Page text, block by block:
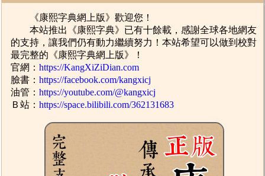
《康熙字典網上版》歡迎您！
本站推出《康熙字典》已有十餘載，感謝全球各地網友
的支持，讓我們仍有動力繼續努力！本站希望可以做到校對
最完整的《康熙字典網上版》！
官網：https://KangXiZiDian.com
臉書：https://facebook.com/kangxicj
油管：https://youtube.com/@kangxicj
Ｂ站：https://space.bilibili.com/362131683